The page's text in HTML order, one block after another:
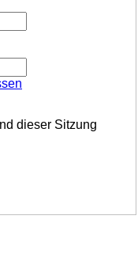
dieser Sitzung